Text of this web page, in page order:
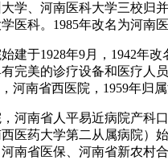
学、河南医科大学三校归
医科。1985年改名为河南
于1928年9月，1942年改
完美的诊疗设备和医疗人
河南省西医院，1959年归
南省人平易近病院产科口
医药大学第二从属病院）
南省医保、河南省新农村